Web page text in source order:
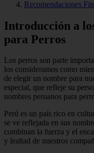
Recomendaciones
Introducción a
para Perros
Los perros son parte
los consideramos como
de elegir un nombre para
especial, que refleje su
nombres peruanos para
Perú es un país rico en
se ve reflejada en sus
combinan la fuerza y el
y lealtad de nuestros